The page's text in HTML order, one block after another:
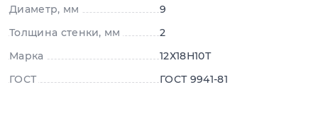
Диаметр, мм
9
Толщина стенки, мм
2
Марка
12Х18Н10Т
ГОСТ
ГОСТ 9941-81